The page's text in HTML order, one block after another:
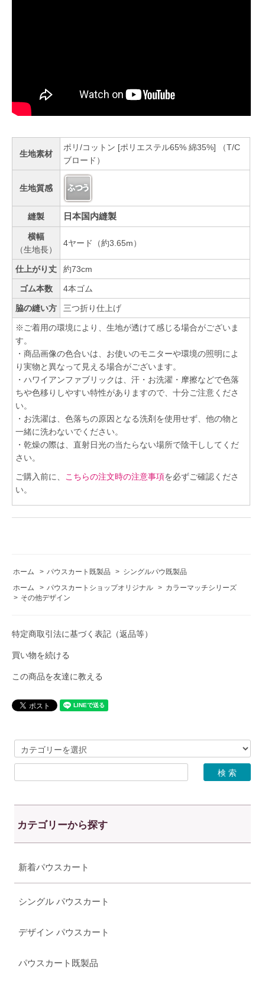
生地素材
ポリ/コットン [ポリエステル65% 綿35%] （T/C
ブロード）
生地質感
縫製 日本国内縫製
横幅
（生地長）
4ヤード（約3.65m）
仕上がり丈 約73cm
ゴム本数 4本ゴム
脇の縫い方 三つ折り仕上げ
※ご着用の環境により、生地が透けて感じる場合がございま
す。
・商品画像の色合いは、お使いのモニターや環境の照明によ
り実物と異なって見える場合がございます。
・ハワイアンファブリックは、汗・お洗濯・摩擦などで色落
ちや色移りしやすい特性がありますので、十分ご注意くださ
い。
・お洗濯は、色落ちの原因となる洗剤を使用せず、他の物と
一緒に洗わないでください。
・乾燥の際は、直射日光の当たらない場所で陰干ししてくだ
さい。
ご購入前に、 こちらの注文時の注意事項を必ずご確認くださ
い。
ホーム > パウスカート既製品 > シングルパウ既製品
ホーム
> パウスカートショップオリジナル > カラーマッチシリーズ
> その他デザイン
特定商取引法に基づく表記（返品等）
買い物を続ける
この商品を友達に教える
カテゴリーから探す
新着パウスカート
シングル パウスカート
デザイン パウスカート
パウスカート既製品